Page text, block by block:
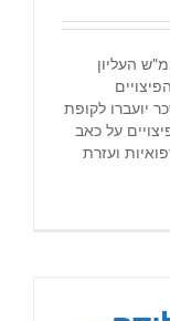
העליון
5613-17, 6447-17 כי הפיצויים
יועברו לקופת
על כאב
ועזרת